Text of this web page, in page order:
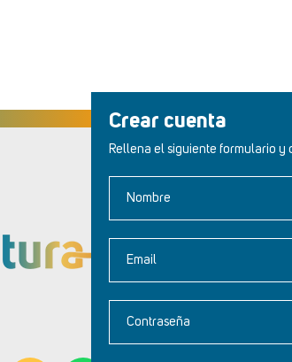
Crear cuenta
Rellena el siguiente formulario y
Nombre
Email
Contraseña